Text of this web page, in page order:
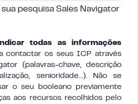
pesquisa Sales Navigator
todas as informações
contactar os seus ICP através
(palavras-chave, descrição
senioridade…). Não se
o seu booleano previamente
aos recursos recolhidos pelo